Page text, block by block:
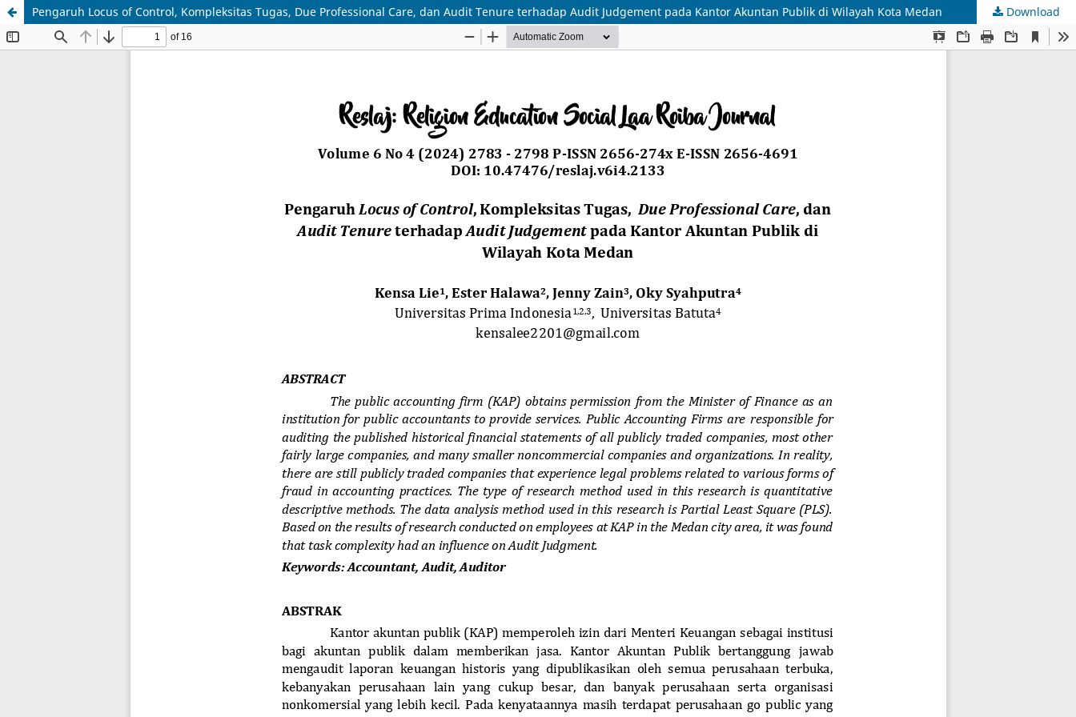
Pengaruh Locus of Control, Kompleksitas Tugas, Due Professional Care, dan Audit Tenure terhadap Audit Judgement pada Kantor Akuntan Publik di Wilayah Kota Medan Download